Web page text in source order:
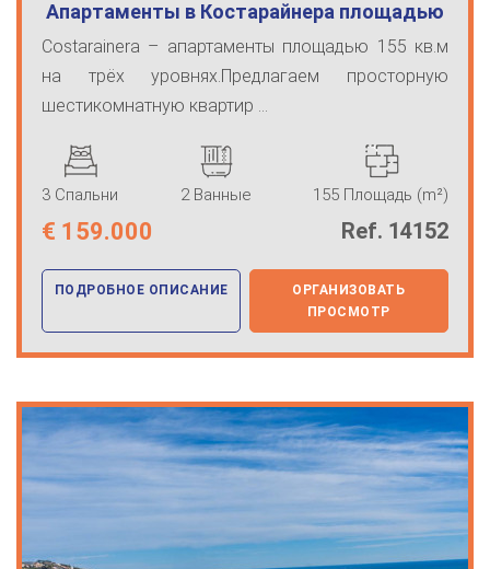
Апартаменты в Костарайнера площадью
155 …
Costarainera – апартаменты площадью 155 кв.м
на трёх уровнях.Предлагаем просторную
шестикомнатную квартир ...
3 Спальни 2 Ванные 155 Площадь (m²)
€ 159.000 Ref. 14152
ПОДРОБНОЕ ОПИСАНИЕ
ОРГАНИЗОВАТЬ
ПРОСМОТР